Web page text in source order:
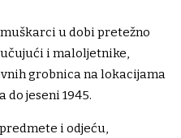
u dobi pretežno
i maloljetnike,
grobnica na lokacijama
do jeseni 1945.
i odjeću,